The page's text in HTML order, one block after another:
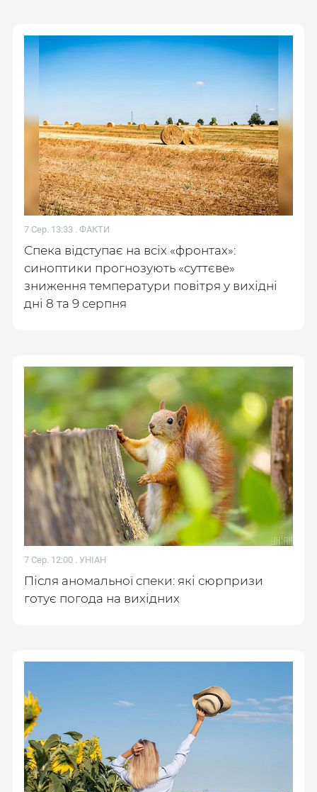
7 Сер. 13:33 . ФАКТИ
Спека відступає на всіх «фронтах»:
синоптики прогнозують «суттєве»
зниження температури повітря у вихідні
дні 8 та 9 серпня
7 Сер. 12:00 . УНІАН
Після аномальної спеки: які сюрпризи
готує погода на вихідних